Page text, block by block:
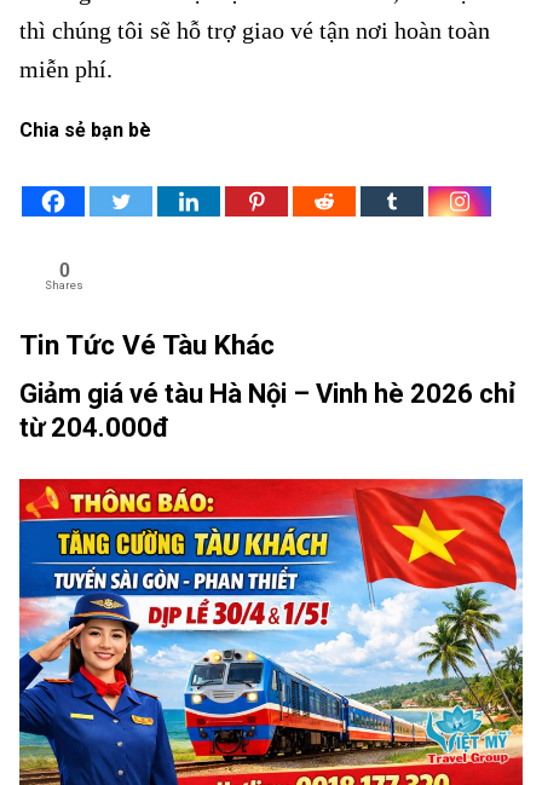
thì chúng tôi sẽ hỗ trợ giao vé tận nơi hoàn toàn
miễn phí.
Chia sẻ bạn bè
0
Shares
Tin Tức Vé Tàu Khác
Giảm giá vé tàu Hà Nội – Vinh hè 2026 chỉ
từ 204.000đ